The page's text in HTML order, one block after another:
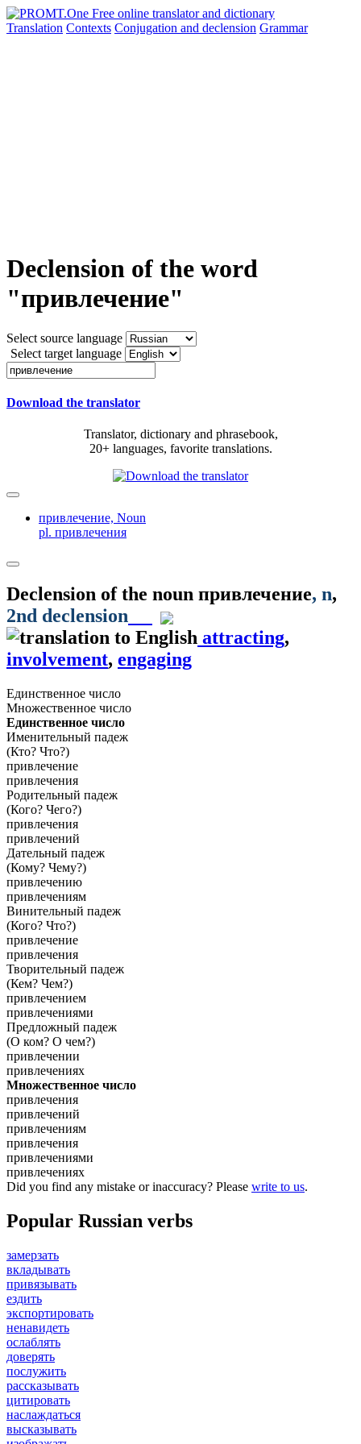
Translation Contexts Conjugation and declension Grammar
Declension of the word
"привлечение"
Select source language
Select target language
Download the translator
Translator, dictionary and phrasebook,
20+ languages, favorite translations.
привлечение, Noun
pl. привлечения
Declension of the noun привлечение, n,
2nd declension
attracting,
involvement, engaging
Единственное число
Множественное число
Единственное число
Именительный падеж
(Кто? Что?)
привлечение
привлечения
Родительный падеж
(Кого? Чего?)
привлечения
привлечений
Дательный падеж
(Кому? Чему?)
привлечению
привлечениям
Винительный падеж
(Кого? Что?)
привлечение
привлечения
Творительный падеж
(Кем? Чем?)
привлечением
привлечениями
Предложный падеж
(О ком? О чем?)
привлечении
привлечениях
Множественное число
привлечения
привлечений
привлечениям
привлечения
привлечениями
привлечениях
Did you find any mistake or inaccuracy? Please write to us.
Popular Russian verbs
замерзать
вкладывать
привязывать
ездить
экспортировать
ненавидеть
ослаблять
доверять
послужить
рассказывать
цитировать
наслаждаться
высказывать